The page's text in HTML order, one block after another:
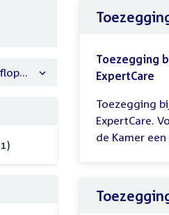
Toezegging
ExpertCare
Toezegging
ExpertCare.
de Kamer